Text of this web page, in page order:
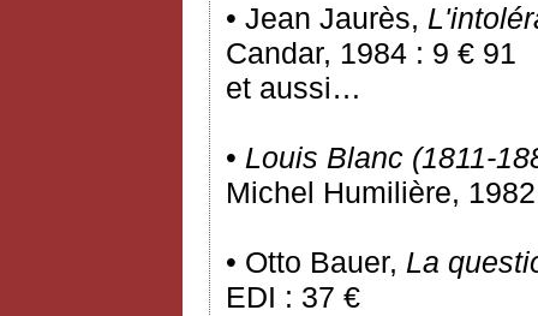
• Jean Jaurès,
Candar, 1984 : 9 € 91
et aussi…
• Louis Blanc (1811-
Michel Humilière,
• Otto Bauer, La
EDI : 37 €